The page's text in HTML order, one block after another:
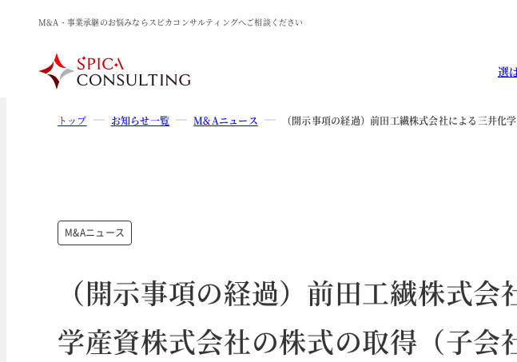
M&A・事業承継のお悩みならスピカコンサルティングへご相談ください
選
トップ お知らせ一覧 M&Aニュース （開示事項の経過）前田工繊株式会社による三井
M&Aニュース
（開示事項の経過）前田工繊株式
学産資株式会社の株式の取得（子会